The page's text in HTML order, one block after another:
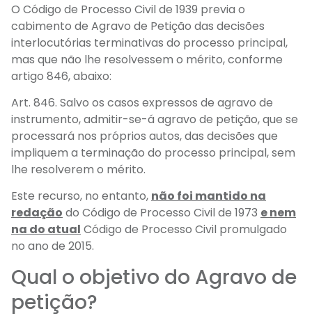
O Código de Processo Civil de 1939 previa o
cabimento de Agravo de Petição das decisões
interlocutórias terminativas do processo principal,
mas que não lhe resolvessem o mérito, conforme
artigo 846, abaixo:
Art. 846. Salvo os casos expressos de agravo de
instrumento, admitir-se-á agravo de petição, que se
processará nos próprios autos, das decisões que
impliquem a terminação do processo principal, sem
lhe resolverem o mérito.
Este recurso, no entanto, não foi mantido na
redação do Código de Processo Civil de 1973 e nem
na do atual Código de Processo Civil promulgado
no ano de 2015.
Qual o objetivo do Agravo de
petição?